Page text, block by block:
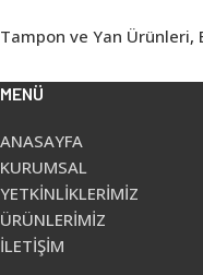
Tampon ve Yan Ürünleri,
MENÜ
ANASAYFA
KURUMSAL
YETKİNLİKLERİMİZ
ÜRÜNLERİMİZ
İLETİŞİM